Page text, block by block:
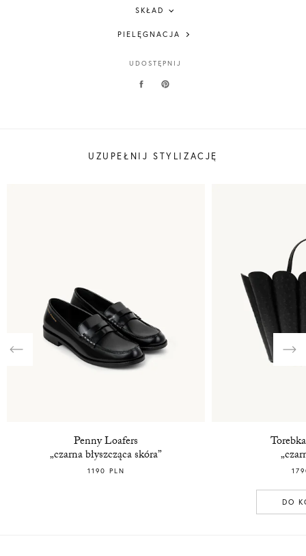
SKŁAD
PIELĘGNACJA
UDOSTĘPNIJ
UZUPEŁNIJ STYLIZACJĘ
Penny Loafers
„czarna błyszcząca skóra”
1190 PLN
DO
Previous